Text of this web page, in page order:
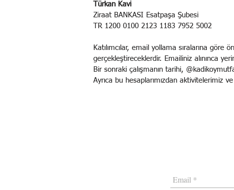
Türkan Kavi
Ziraat BANKASI Esatpaşa Şubesi
TR 1200 0100 2123 1183 7952 5002
Katılımcılar, email yollama sıralarına
gerçekleştireceklerdir. Emailiniz alınınca
Bir sonraki çalışmanın tarihi,
Ayrıca bu hesaplarımızdan aktivitelerimiz